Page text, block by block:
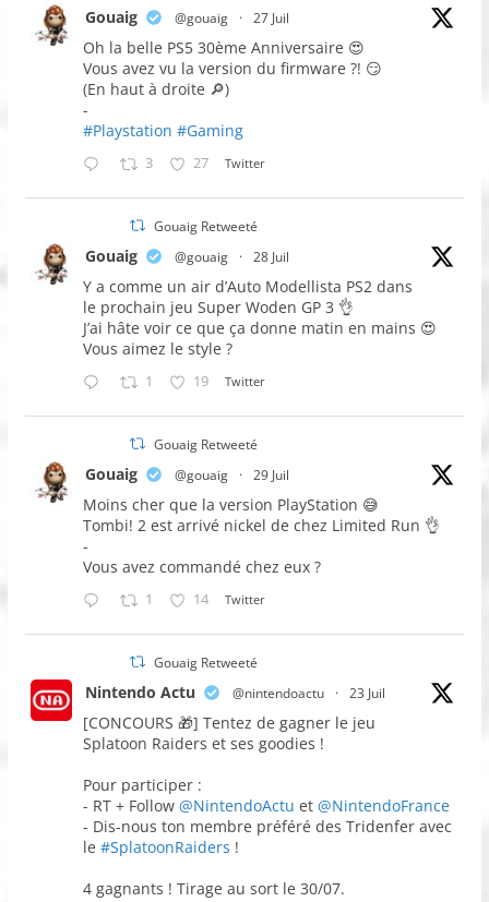
Gouaig @gouaig · 27 Juil
Oh la belle PS5 30ème Anniversaire 😍
Vous avez vu la version du firmware ?! 😏
(En haut à droite 🔎)
-
#Playstation #Gaming
3 27 Twitter
Gouaig Retweeté
Gouaig @gouaig · 28 Juil
Y a comme un air d’Auto Modellista PS2 dans
le prochain jeu Super Woden GP 3 👌
J’ai hâte voir ce que ça donne matin en mains 😍
Vous aimez le style ?
1 19 Twitter
Gouaig Retweeté
Gouaig @gouaig · 29 Juil
Moins cher que la version PlayStation 😅
Tombi! 2 est arrivé nickel de chez Limited Run 👌
-
Vous avez commandé chez eux ?
1 14 Twitter
Gouaig Retweeté
Nintendo Actu @nintendoactu · 23 Juil
[CONCOURS 🎁] Tentez de gagner le jeu
Splatoon Raiders et ses goodies !
Pour participer :
- RT + Follow @NintendoActu et @NintendoFrance
- Dis-nous ton membre préféré des Tridenfer avec
le #SplatoonRaiders !
4 gagnants ! Tirage au sort le 30/07.